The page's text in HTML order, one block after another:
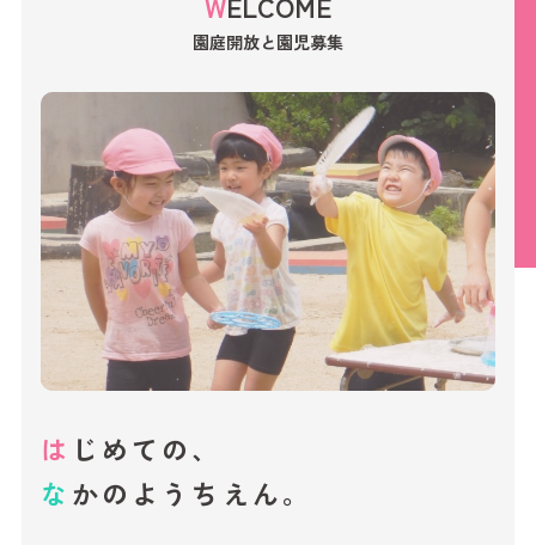
園庭開放と園児募集
は じ め て の、
な かの よ う ち えん。